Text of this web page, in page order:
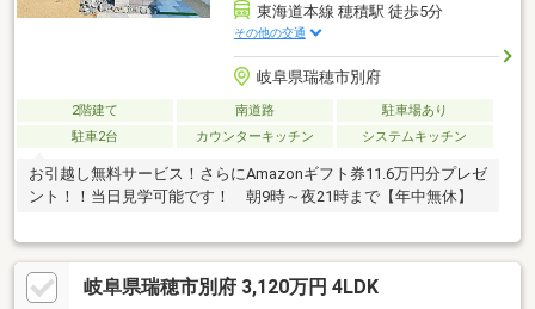
東海道本線 穂積駅 徒歩5分
その他の交通
岐阜県瑞穂市別府
2階建て 南道路
駐車場あり
駐車2台
カウンターキッチン システムキッチン
お引越し無料サービス！さらにAmazonギフト券11.6万円分プレゼ
ント！！当日見学可能です！ 朝9時～夜21時まで【年中無休】
岐阜県瑞穂市別府 3,120万円 4LDK